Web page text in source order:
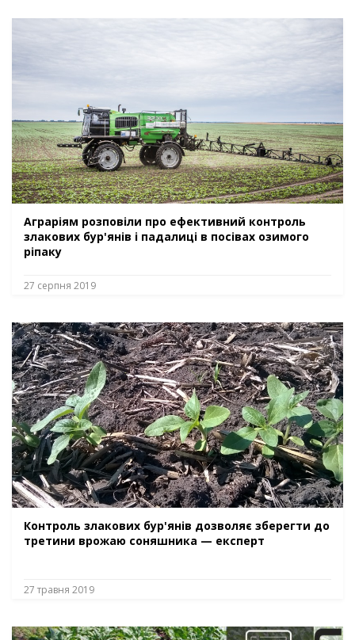
Аграріям розповіли про ефективний контроль
злакових бур'янів і падалиці в посівах озимого
ріпаку
27 серпня 2019
Контроль злакових бур'янів дозволяє зберегти до
третини врожаю соняшника — експерт
27 травня 2019